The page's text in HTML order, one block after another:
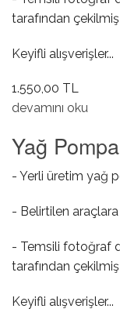
tarafından çekilmiş
Keyifli alışverişler...
1.550,00 TL
Yağ Buhar
devamını oku
Yağ
- Yerli üretim yağ
- Belirtilen
- Temsili fotoğraf
tarafından çekilmiş
Keyifli alışverişler...